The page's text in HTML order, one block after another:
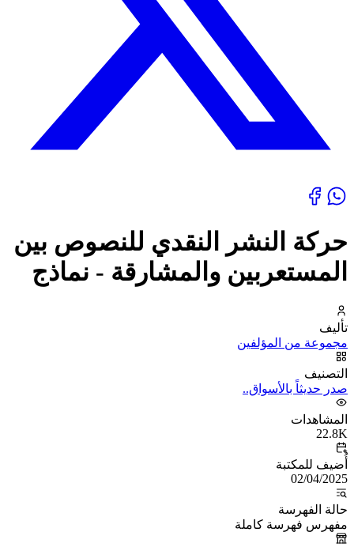
حركة النشر النقدي للنصوص بين
المستعربين والمشارقة - نماذج
تأليف
مجموعة من المؤلفين
التصنيف
صدر حديثاً بالأسواق..
المشاهدات
22.8K
أُضيف للمكتبة
02/04/2025
حالة الفهرسة
مفهرس فهرسة كاملة